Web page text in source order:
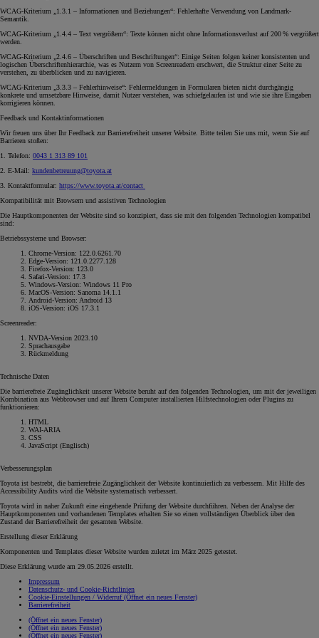
WCAG-Kriterium „1.3.1 – Informationen und Beziehungen“: Fehlerhafte Verwendung von Landmark-
Semantik.
WCAG-Kriterium „1.4.4 – Text vergrößern“: Texte können nicht ohne Informationsverlust auf 200 % vergrößert
werden.
WCAG-Kriterium „2.4.6 – Überschriften und Beschriftungen“: Einige Seiten folgen keiner konsistenten und
logischen Überschriftenhierarchie, was es Nutzern von Screenreadern erschwert, die Struktur einer Seite zu
verstehen, zu überblicken und zu navigieren.
WCAG-Kriterium „3.3.3 – Fehlerhinweise“: Fehlermeldungen in Formularen bieten nicht durchgängig
konkrete und umsetzbare Hinweise, damit Nutzer verstehen, was schiefgelaufen ist und wie sie ihre Eingaben
korrigieren können.
Feedback und Kontaktinformationen
Wir freuen uns über Ihr Feedback zur Barrierefreiheit unserer Website. Bitte teilen Sie uns mit, wenn Sie auf
Barrieren stoßen:
1. Telefon: 0043 1 313 89 101
2. E-Mail: kundenbetreuung@toyota.at
3. Kontaktformular: https://www.toyota.at/contact
Kompatibilität mit Browsern und assistiven Technologien
Die Hauptkomponenten der Website sind so konzipiert, dass sie mit den folgenden Technologien kompatibel
sind:
Betriebssysteme und Browser:
Chrome-Version: 122.0.6261.70
Edge-Version: 121.0.2277.128
Firefox-Version: 123.0
Safari-Version: 17.3
Windows-Version: Windows 11 Pro
MacOS-Version: Sanoma 14.1.1
Android-Version: Android 13
iOS-Version: iOS 17.3.1
Screenreader:
NVDA-Version 2023.10
Sprachausgabe
Rückmeldung
Technische Daten
Die barrierefreie Zugänglichkeit unserer Website beruht auf den folgenden Technologien, um mit der jeweiligen
Kombination aus Webbrowser und auf Ihrem Computer installierten Hilfstechnologien oder Plugins zu
funktionieren:
HTML
WAI-ARIA
CSS
JavaScript (Englisch)
Verbesserungsplan
Toyota ist bestrebt, die barrierefreie Zugänglichkeit der Website kontinuierlich zu verbessern. Mit Hilfe des
Accessibility Audits wird die Website systematisch verbessert.
Toyota wird in naher Zukunft eine eingehende Prüfung der Website durchführen. Neben der Analyse der
Hauptkomponenten und vorhandenen Templates erhalten Sie so einen vollständigen Überblick über den
Zustand der Barrierefreiheit der gesamten Website.
Erstellung dieser Erklärung
Komponenten und Templates dieser Website wurden zuletzt im März 2025 getestet.
Diese Erklärung wurde am 29.05.2026 erstellt.
Impressum
Datenschutz- und Cookie-Richtlinien
Cookie-Einstellungen / Widerruf(Öffnet ein neues Fenster)
Barrierefreiheit
(Öffnet ein neues Fenster)
(Öffnet ein neues Fenster)
(Öffnet ein neues Fenster)